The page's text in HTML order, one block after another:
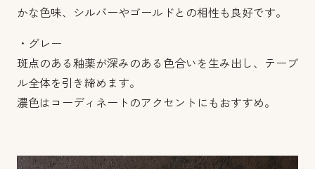
かな色味、シルバーやゴールドとの相性も良好です。
・グレー
斑点のある釉薬が深みのある色合いを生み出し、テーブ
ル全体を引き締めます。
濃色はコーディネートのアクセントにもおすすめ。